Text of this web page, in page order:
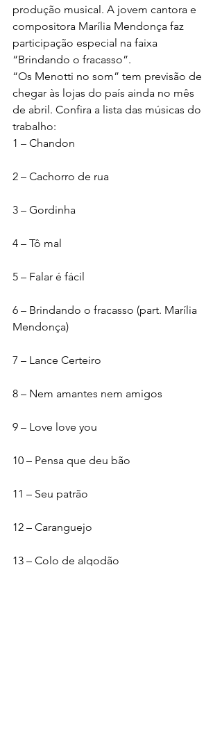
produção musical. A jovem cantora e
compositora Marília Mendonça faz
participação especial na faixa
“Brindando o fracasso”.
“Os Menotti no som” tem previsão de
chegar às lojas do país ainda no mês
de abril. Confira a lista das músicas do
trabalho:
1 – Chandon
2 – Cachorro de rua
3 – Gordinha
4 – Tô mal
5 – Falar é fácil
6 – Brindando o fracasso (part. Marília
Mendonça)
7 – Lance Certeiro
8 – Nem amantes nem amigos
9 – Love love you
10 – Pensa que deu bão
11 – Seu patrão
12 – Caranguejo
13 – Colo de algodão